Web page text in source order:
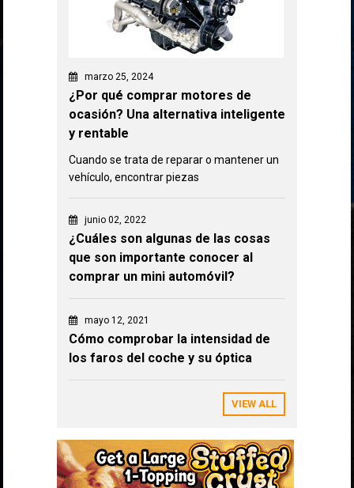
marzo 25, 2024
¿Por qué comprar motores de
ocasión? Una alternativa inteligente
y rentable
Cuando se trata de reparar o mantener un
vehículo, encontrar piezas
junio 02, 2022
¿Cuáles son algunas de las cosas
que son importante conocer al
comprar un mini automóvil?
mayo 12, 2021
Cómo comprobar la intensidad de
los faros del coche y su óptica
VIEW ALL